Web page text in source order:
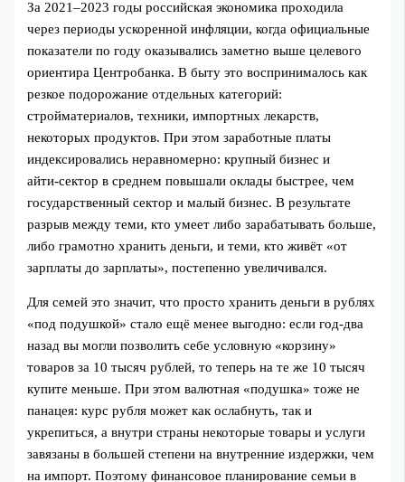
За 2021–2023 годы российская экономика проходила
через периоды ускоренной инфляции, когда официальные
показатели по году оказывались заметно выше целевого
ориентира Центробанка. В быту это воспринималось как
резкое подорожание отдельных категорий:
стройматериалов, техники, импортных лекарств,
некоторых продуктов. При этом заработные платы
индексировались неравномерно: крупный бизнес и
айти‑сектор в среднем повышали оклады быстрее, чем
государственный сектор и малый бизнес. В результате
разрыв между теми, кто умеет либо зарабатывать больше,
либо грамотно хранить деньги, и теми, кто живёт «от
зарплаты до зарплаты», постепенно увеличивался.
Для семей это значит, что просто хранить деньги в рублях
«под подушкой» стало ещё менее выгодно: если год‑два
назад вы могли позволить себе условную «корзину»
товаров за 10 тысяч рублей, то теперь на те же 10 тысяч
купите меньше. При этом валютная «подушка» тоже не
панацея: курс рубля может как ослабнуть, так и
укрепиться, а внутри страны некоторые товары и услуги
завязаны в большей степени на внутренние издержки, чем
на импорт. Поэтому финансовое планирование семьи в